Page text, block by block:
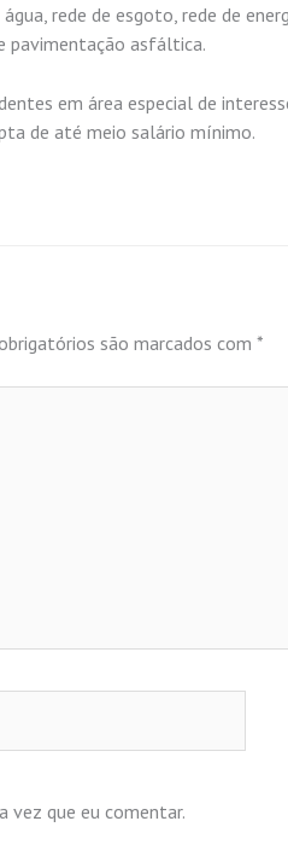
rede de esgoto, rede de
pavimentação asfáltica.
em área especial de
de até meio salário mínimo.
são marcados com *
vez que eu comentar.